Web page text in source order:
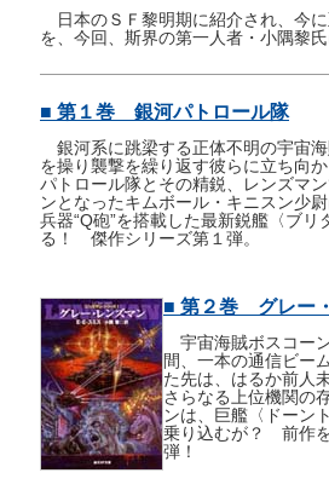
日本のＳＦ黎明期に紹介され、今
を、今回、斯界の第一人者・小隅黎
■ 第１巻 銀河パトロール隊
銀河系に跳梁する正体不明の宇宙
を操り襲撃を繰り返す彼らに立ち向
パトロール隊とその精鋭、レンズマ
ンとなったキムボール・キニスン少
兵器“Q砲”を搭載した最新鋭艦〈ブリ
る！ 傑作シリーズ第１弾。
■ 第２巻 グレー
宇宙海賊ボスコー
間、一本の通信ビー
た先は、はるか前人
さらなる上位機関の
ンは、巨艦〈ドーン
乗り込むが？ 前作
弾！